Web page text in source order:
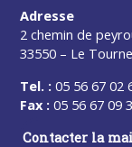
Adresse
2 chemin de
33550 – Le Tourne
Tel. : 05 56 67 02
Fax : 05 56 67 09
Contacter la